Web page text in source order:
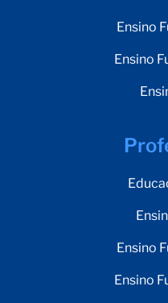
Ensino
Ensino
Ensino
Ensino